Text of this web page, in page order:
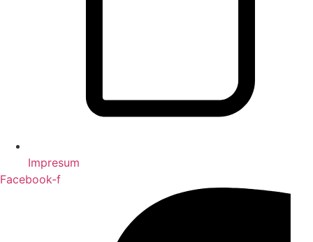
Impresum
Facebook-f